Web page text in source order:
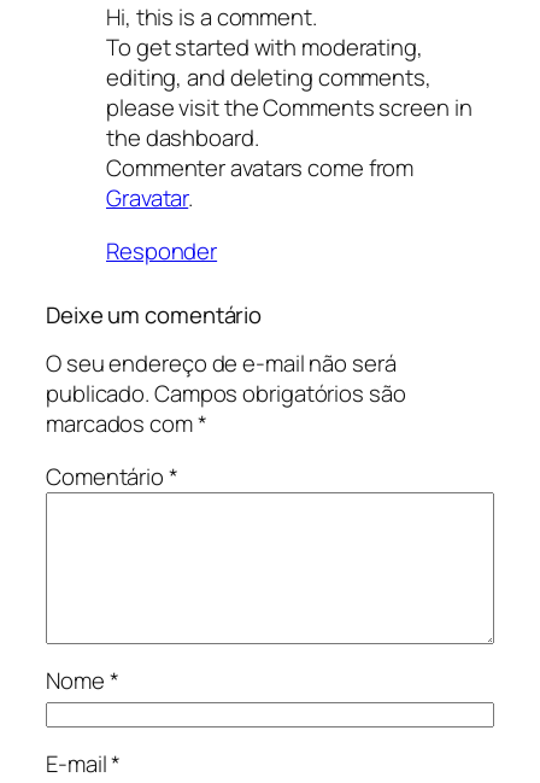
Hi, this is a comment.
To get started with moderating,
editing, and deleting comments,
please visit the Comments screen in
the dashboard.
Commenter avatars come from
Gravatar.
Responder
Deixe um comentário
O seu endereço de e-mail não será
publicado.Campos obrigatórios são
marcados com*
Comentário*
Nome*
E-mail*